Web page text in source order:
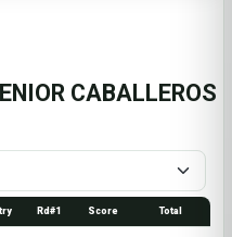
CABALLEROS
Rd#1 Score Total